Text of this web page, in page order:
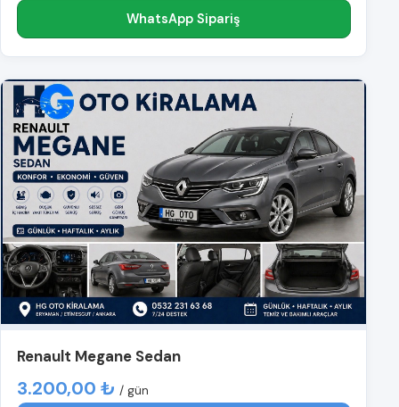
WhatsApp Sipariş
Renault Megane Sedan
3.200,00 ₺ / gün